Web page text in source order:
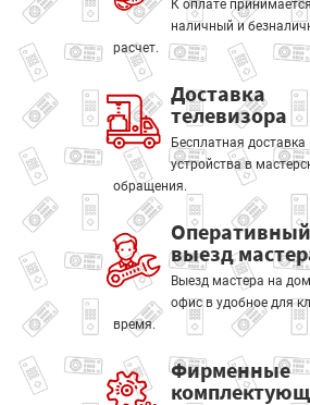
К оплате принимается
наличный и
расчет.
Доставка
телевизора
Бесплатная доставка
устройства в
обращения.
Оперативный
выезд
Выезд мастера на
офис в удобное для
время.
Фирменные